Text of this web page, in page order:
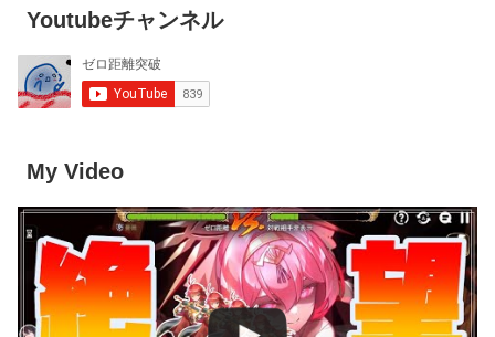
Youtubeチャンネル
My Video